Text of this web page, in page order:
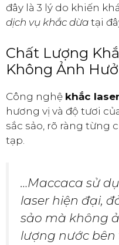
đây là 3 lý do khiến
dịch vụ khắc dừa tại
Chất Lượng
Không Ảnh
Công nghệ khắc
hương vị và độ tươi
sắc sảo, rõ ràng từng
tạp.
…Maccaca sử
laser hiện đại,
sảo mà không
lượng nước